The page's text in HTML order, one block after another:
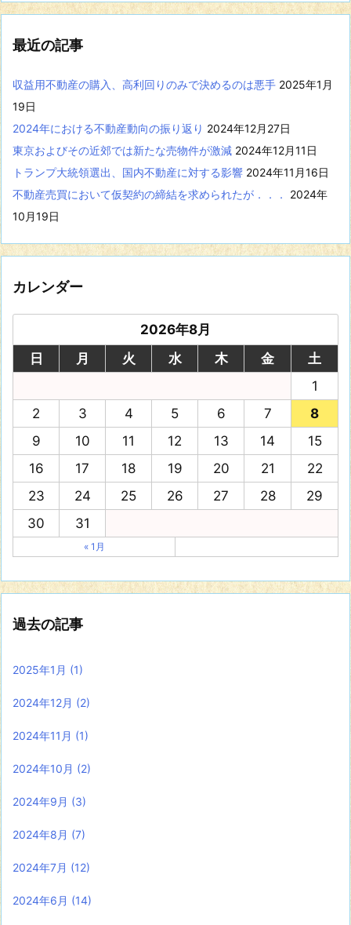
事
を
示
最近の記事
収益用不動産の購入、高利回りのみで決めるのは悪手 2025年1月
19日
2024年における不動産動向の振り返り 2024年12月27日
東京およびその近郊では新たな売物件が激減 2024年12月11日
トランプ大統領選出、国内不動産に対する影響 2024年11月16日
不動産売買において仮契約の締結を求められたが．．．
2024年
10月19日
カレンダー
2026年8月
日
月 火 水 木 金
土
1
2
3 4 5 6 7
8
9
10 11 12 13 14
15
16
17 18 19 20 21
22
23
24 25 26 27 28
29
30
31
« 1月
過去の記事
2025年1月 (1)
2024年12月 (2)
2024年11月 (1)
2024年10月 (2)
2024年9月 (3)
2024年8月 (7)
2024年7月 (12)
2024年6月 (14)